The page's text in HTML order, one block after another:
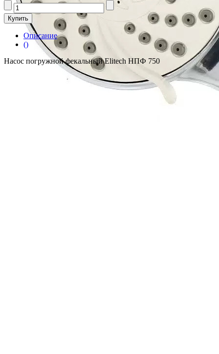
Описание
()
Насос погружной фекальный Elitech НПФ 750